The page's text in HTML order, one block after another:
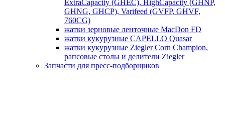
ExtraCapacity (GHEC), HighCapacity (GHNP,
GHNG, GHCP), Varifeed (GVFP, GHVF,
760CG)
жатки зерновые ленточные MacDon FD
жатки кукурузные CAPELLO Quasar
жатки кукурузные Ziegler Corn Champion,
рапсовые столы и делители Ziegler
Запчасти для пресс-подборщиков